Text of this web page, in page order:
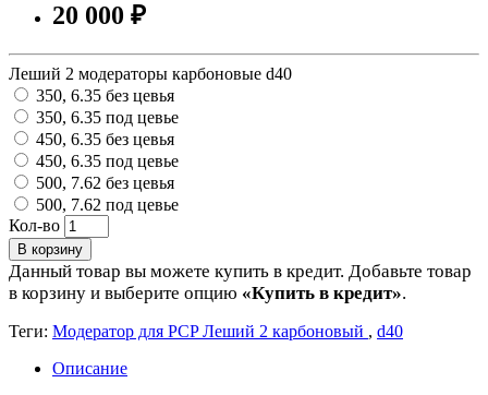
20 000 ₽
Леший 2 модераторы карбоновые d40
350, 6.35 без цевья
350, 6.35 под цевье
450, 6.35 без цевья
450, 6.35 под цевье
500, 7.62 без цевья
500, 7.62 под цевье
Кол-во
В корзину
Данный товар вы можете купить в кредит. Добавьте товар
в корзину и выберите опцию «Купить в кредит».
Теги: Модератор для PCP Леший 2 карбоновый , d40
Описание